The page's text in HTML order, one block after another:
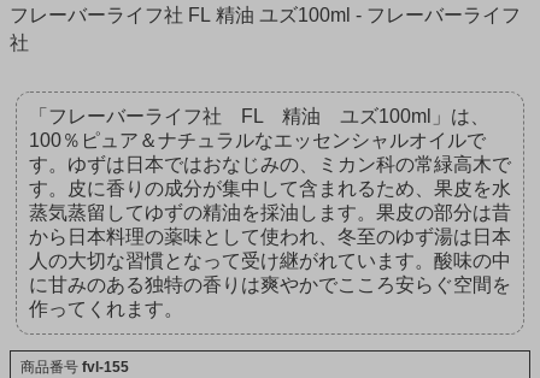
フレーバーライフ社 FL 精油 ユズ100ml - フレーバーライフ
社
「フレーバーライフ社 FL 精油 ユズ100ml」は、
100％ピュア＆ナチュラルなエッセンシャルオイルで
す。ゆずは日本ではおなじみの、ミカン科の常緑高木で
す。皮に香りの成分が集中して含まれるため、果皮を水
蒸気蒸留してゆずの精油を採油します。果皮の部分は昔
から日本料理の薬味として使われ、冬至のゆず湯は日本
人の大切な習慣となって受け継がれています。酸味の中
に甘みのある独特の香りは爽やかでこころ安らぐ空間を
作ってくれます。
商品番号 fvl-155